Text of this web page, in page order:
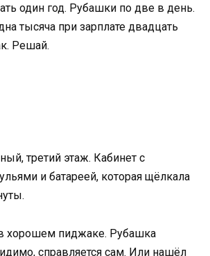
один год. Рубашки по две в день.
тысяча при зарплате двадцать
Решай.
третий этаж. Кабинет с
и батареей, которая щёлкала
хорошем пиджаке. Рубашка
справляется сам. Или нашёл